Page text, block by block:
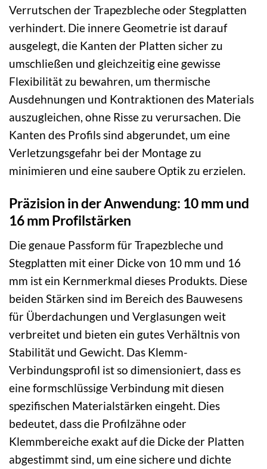
Verrutschen der Trapezbleche oder Stegplatten
verhindert. Die innere Geometrie ist darauf
ausgelegt, die Kanten der Platten sicher zu
umschließen und gleichzeitig eine gewisse
Flexibilität zu bewahren, um thermische
Ausdehnungen und Kontraktionen des Materials
auszugleichen, ohne Risse zu verursachen. Die
Kanten des Profils sind abgerundet, um eine
Verletzungsgefahr bei der Montage zu
minimieren und eine saubere Optik zu erzielen.
Präzision in der Anwendung: 10 mm und
16 mm Profilstärken
Die genaue Passform für Trapezbleche und
Stegplatten mit einer Dicke von 10 mm und 16
mm ist ein Kernmerkmal dieses Produkts. Diese
beiden Stärken sind im Bereich des Bauwesens
für Überdachungen und Verglasungen weit
verbreitet und bieten ein gutes Verhältnis von
Stabilität und Gewicht. Das Klemm-
Verbindungsprofil ist so dimensioniert, dass es
eine formschlüssige Verbindung mit diesen
spezifischen Materialstärken eingeht. Dies
bedeutet, dass die Profilzähne oder
Klemmbereiche exakt auf die Dicke der Platten
abgestimmt sind, um eine sichere und dichte